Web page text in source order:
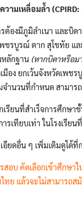
ามเหลื่อมล้ำ
ต้องมีภูมิลําเนา และบิด
ชรบูรณ์ ตาก สุโขทัย แล
ลักฐาน (หากบิดาหรือม
มือง ยกเว้นจังหวัดเพช
านวนที่กําหนด สามารถ
เรียนที่สําเร็จการศึกษ
รเทียบเท่า ในโรงเรียน
อียดอื่น ๆ เพิ่มเติมดูได้
สอบ คัดเลือกเข้าศึกษา
ทย แล้วจะไม่สามารถ